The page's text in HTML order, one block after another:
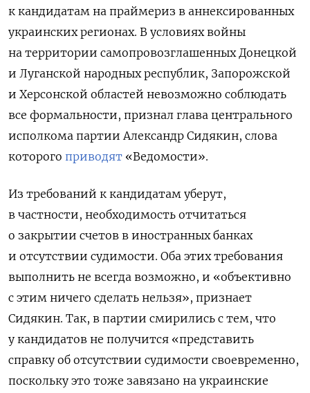
к кандидатам на праймериз в аннексированных
украинских регионах. В условиях войны
на территории самопровозглашенных Донецкой
и Луганской народных республик, Запорожской
и Херсонской областей невозможно соблюдать
все формальности, признал глава центрального
исполкома партии Александр Сидякин, слова
которого приводят «Ведомости».
Из требований к кандидатам уберут,
в частности, необходимость отчитаться
о закрытии счетов в иностранных банках
и отсутствии судимости. Оба этих требования
выполнить не всегда возможно, и «объективно
с этим ничего сделать нельзя», признает
Сидякин. Так, в партии смирились с тем, что
у кандидатов не получится «представить
справку об отсутствии судимости своевременно,
поскольку это тоже завязано на украинские